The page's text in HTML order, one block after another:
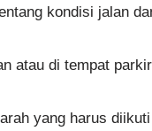
kondisi jalan
atau di tempat parkir
yang harus